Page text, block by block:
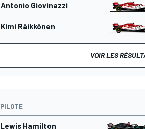
Antonio Giovinazzi
Kimi Räikkönen
VOIR LES
PILOTE
Lewis Hamilton